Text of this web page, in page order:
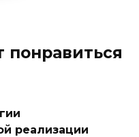
реализации